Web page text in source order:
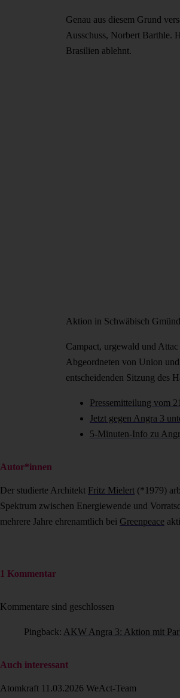
Genau aus diesem Grund
Ausschuss, Norbert Barthle.
Brasilien ablehnt.
Aktion in Schwäbisch
Campact, urgewald und
Abgeordneten von Union
entscheidenden Sitzung des
Pressemitteilung vom
Jetzt gegen Angra 3
5-Minuten-Info zu
Autor*innen
Der studierte Architekt Fritz Mielert (*1979)
Spektrum zwischen Energiewende und
mehrere Jahre ehrenamtlich bei Greenpeace
1 Kommentar
Kommentare sind geschlossen
Pingback: AKW Angra 3: Aktion mit
Auch interessant
Atomkraft 11.03.2026 WeAct-Team